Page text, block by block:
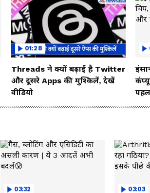
01:28
Threads ने क्यों बढ़ाई है Twitter
और दूसरे Apps की मुश्किलें, देखें
वीडियो
03:32 03:03